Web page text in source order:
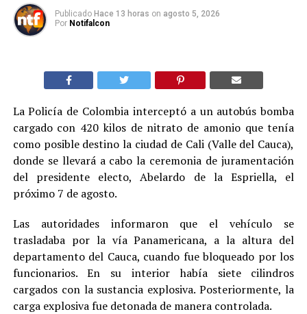
Publicado Hace 13 horas on agosto 5, 2026
Por Notifalcon
La Policía de Colombia interceptó a un autobús bomba
cargado con 420 kilos de nitrato de amonio que tenía
como posible destino la ciudad de Cali (Valle del Cauca),
donde se llevará a cabo la ceremonia de juramentación
del presidente electo, Abelardo de la Espriella, el
próximo 7 de agosto.
Las autoridades informaron que el vehículo se
trasladaba por la vía Panamericana, a la altura del
departamento del Cauca, cuando fue bloqueado por los
funcionarios. En su interior había siete cilindros
cargados con la sustancia explosiva. Posteriormente, la
carga explosiva fue detonada de manera controlada.